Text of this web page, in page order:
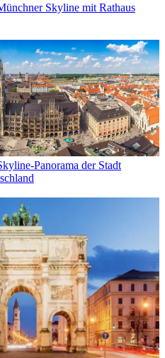
Skyline mit Rathaus
Panorama der Stadt